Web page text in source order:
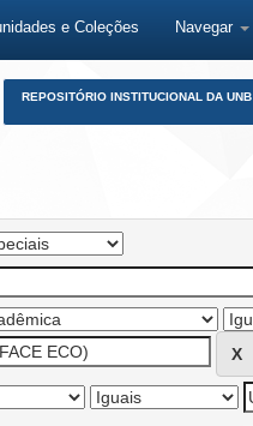
e Coleções Navegar
REPOSITÓRIO INSTITUCIONAL DA UNB